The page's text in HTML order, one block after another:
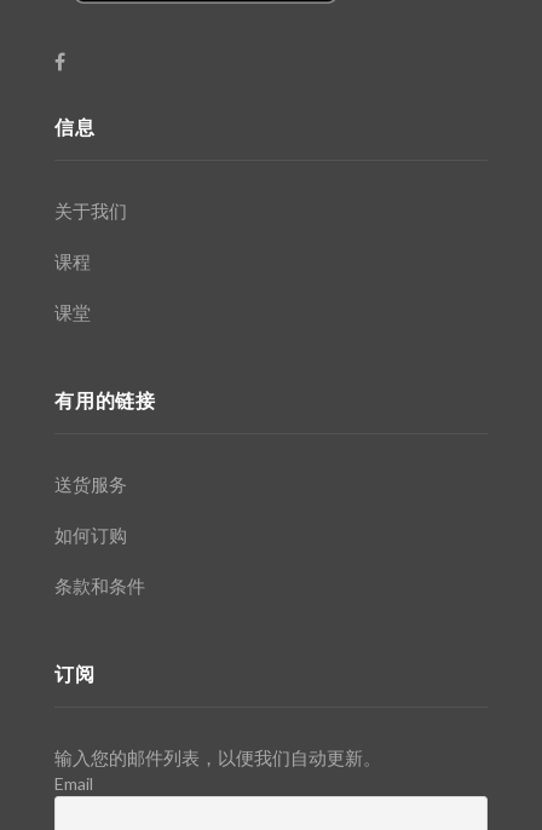
信息
关于我们
课程
课堂
有用的链接
送货服务
如何订购
条款和条件
订阅
输入您的邮件列表，以便我们自动更新。
Email